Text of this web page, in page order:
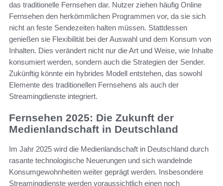
das traditionelle Fernsehen dar. Nutzer ziehen häufig Online
Fernsehen den herkömmlichen Programmen vor, da sie sich
nicht an feste Sendezeiten halten müssen. Stattdessen
genießen sie Flexibilität bei der Auswahl und dem Konsum von
Inhalten. Dies verändert nicht nur die Art und Weise, wie Inhalte
konsumiert werden, sondern auch die Strategien der Sender.
Zukünftig könnte ein hybrides Modell entstehen, das sowohl
Elemente des traditionellen Fernsehens als auch der
Streamingdienste integriert.
Fernsehen 2025: Die Zukunft der
Medienlandschaft in Deutschland
Im Jahr 2025 wird die Medienlandschaft in Deutschland durch
rasante technologische Neuerungen und sich wandelnde
Konsumgewohnheiten weiter geprägt werden. Insbesondere
Streamingdienste werden voraussichtlich einen noch